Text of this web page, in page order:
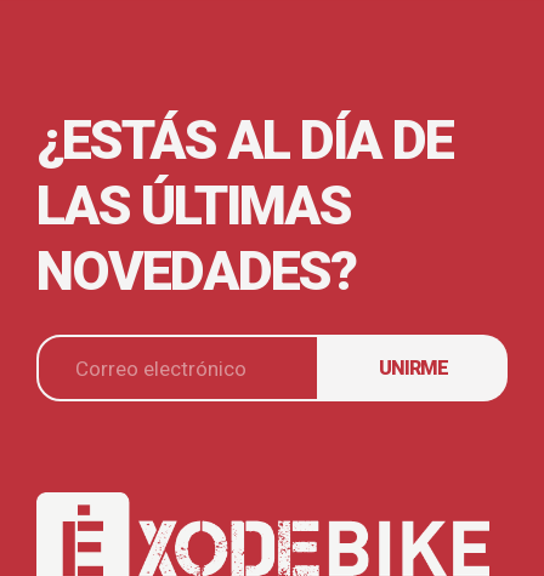
¿ESTÁS AL DÍA DE
LAS ÚLTIMAS
NOVEDADES?
UNIRME